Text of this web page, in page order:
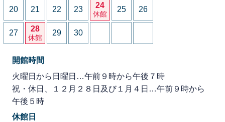
20 21 22 23 24
休館
25 26
27 28
休館
29 30
開館時間
火曜日から日曜日…午前９時から午後７時
祝・休日、１２月２８日及び１月４日…午前９時から
午後５時
休館日